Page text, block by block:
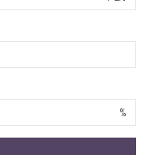
%